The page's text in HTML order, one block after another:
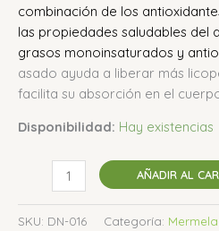
combinación de los
las propiedades saludables del
grasos monoinsaturados y
asado ayuda a liberar más
facilita su absorción en el
Disponibilidad: Hay existencias
AÑADIR AL
SKU: DN-016 Categoría: